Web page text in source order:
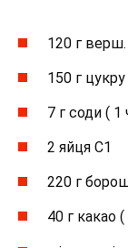
120 г верш.
150 г
7 г соди ( 1
2 яйця С1
220 г
40 г какао